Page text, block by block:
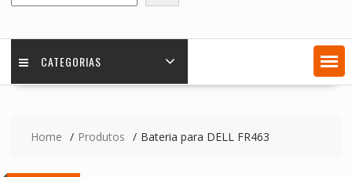
CATEGORIAS
Home Produtos Bateria para DELL FR463